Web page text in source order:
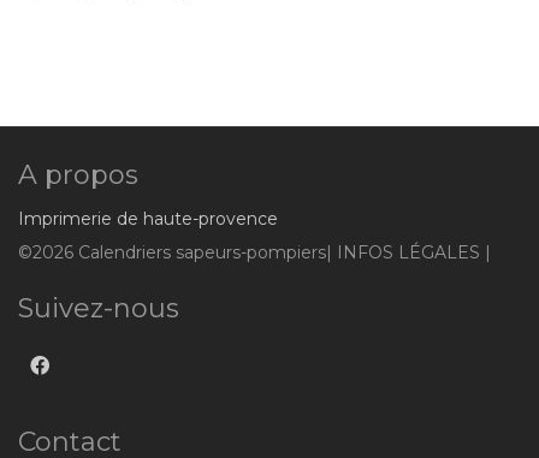
A propos
Imprimerie de haute-provence
©2026 Calendriers sapeurs-pompiers| INFOS LÉGALES |
Suivez-nous
Contact